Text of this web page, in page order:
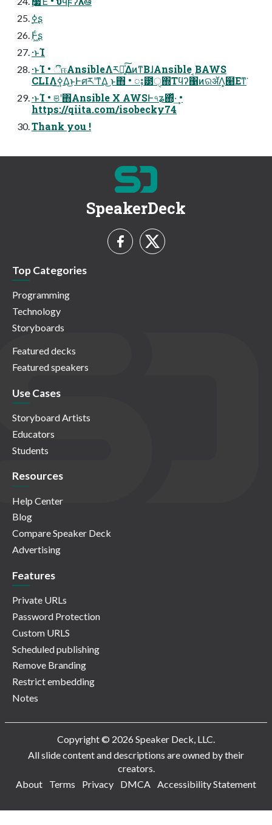
࣮ߦʂ
Ͱ͖ͨʂ
·ͱΊ
·ͱΊ • ීஈAnsibleΛར༻͍ͯ͠ΔͷͳΒɺAnsible ͔ΒAWS
CLIΛ࣮ߦ͢Δ͜ͱͰศརʹͳΔ͜ ͱ΋ • ႈ౳ੑ΍Τϥʔ΁ͷରॲΛ͓๨Εͳ͘
·ͱΊ • ଞʹ΋Ansible X AWSͰ৭ʑ΍ͬͯ·͢ •
https://qiita.com/isobecky74
Thank you !
SpeakerDeck
Top Categories
Programming
Technology
Storyboards
Featured decks
Featured speakers
Use Cases
Storyboard Artists
Educators
Students
Resources
Help Center
Blog
Compare Speaker Deck
Advertising
Features
Private URLs
Password Protection
Custom URLS
Scheduled publishing
Remove Branding
Restrict embedding
Notes
Copyright © 2026 Speaker Deck, LLC.
All slide content and descriptions are owned by their
creators.
About
Terms Privacy DMCA Accessibility Statement